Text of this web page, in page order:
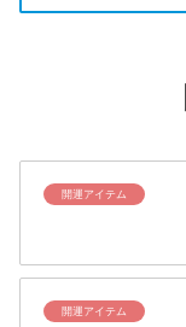
開運アイテム
開運アイテム